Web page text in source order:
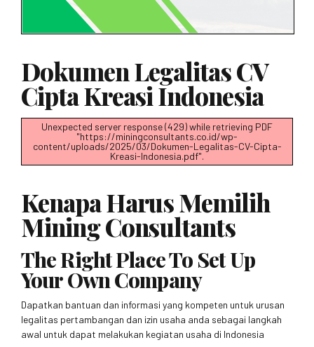
Dokumen Legalitas CV
Cipta Kreasi Indonesia
Unexpected server response (429) while retrieving PDF
"https://miningconsultants.co.id/wp-
content/uploads/2025/03/Dokumen-Legalitas-CV-Cipta-
Kreasi-Indonesia.pdf".
Kenapa Harus Memilih
Mining Consultants
The Right Place To Set Up
Your Own Company
Dapatkan bantuan dan informasi yang kompeten untuk urusan
legalitas pertambangan dan izin usaha anda sebagai langkah
awal untuk dapat melakukan kegiatan usaha di Indonesia